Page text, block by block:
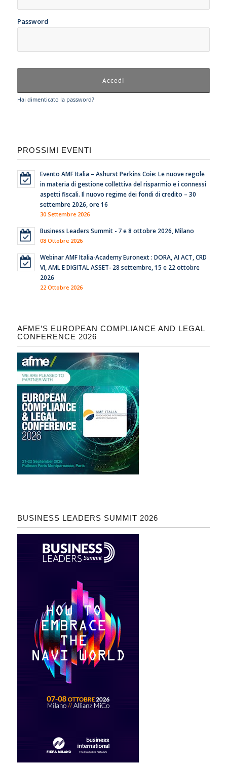
Password
Hai dimenticato la password?
PROSSIMI EVENTI
Evento AMF Italia – Ashurst Perkins Coie: Le nuove regole
in materia di gestione collettiva del risparmio e i connessi
aspetti fiscali. Il nuovo regime dei fondi di credito – 30
settembre 2026, ore 16
30 Settembre 2026
Business Leaders Summit - 7 e 8 ottobre 2026, Milano
08 Ottobre 2026
Webinar AMF Italia-Academy Euronext : DORA, AI ACT, CRD
VI, AML E DIGITAL ASSET- 28 settembre, 15 e 22 ottobre
2026
22 Ottobre 2026
AFME’S EUROPEAN COMPLIANCE AND LEGAL
CONFERENCE 2026
BUSINESS LEADERS SUMMIT 2026